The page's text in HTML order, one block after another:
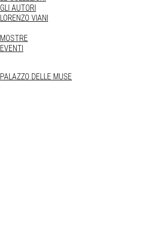
GLI AUTORI
LORENZO VIANI
MOSTRE
EVENTI
PALAZZO DELLE MUSE